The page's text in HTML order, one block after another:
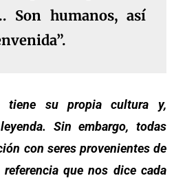
Son humanos, así
tiene su propia cultura y,
Sin embargo, todas
con seres provenientes de
que nos dice cada